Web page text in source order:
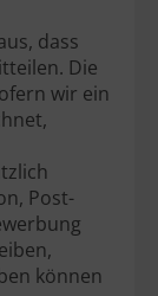
dass
Die
wir ein
Post-
können